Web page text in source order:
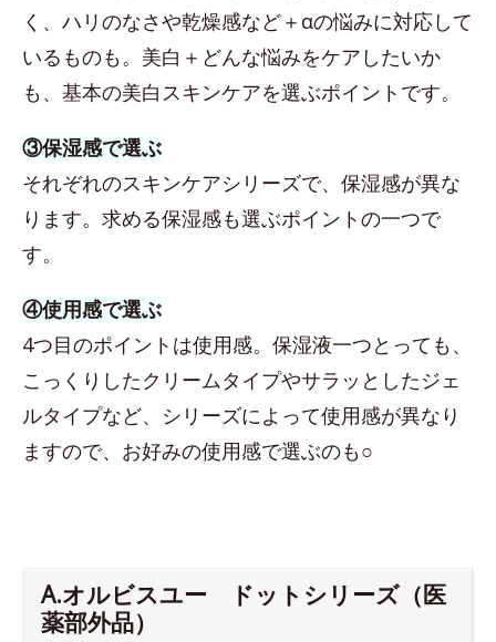
く、ハリのなさや乾燥感など＋αの悩みに対応して
いるものも。美白＋どんな悩みをケアしたいか
も、基本の美白スキンケアを選ぶポイントです。
③保湿感で選ぶ
それぞれのスキンケアシリーズで、保湿感が異な
ります。求める保湿感も選ぶポイントの一つで
す。
④使用感で選ぶ
4つ目のポイントは使用感。保湿液一つとっても、
こっくりしたクリームタイプやサラッとしたジェ
ルタイプなど、シリーズによって使用感が異なり
ますので、お好みの使用感で選ぶのも○
A.オルビスユー ドットシリーズ（医
薬部外品）